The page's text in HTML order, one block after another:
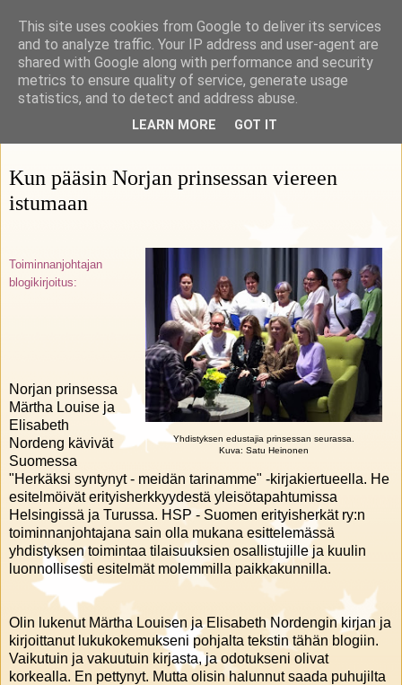
Rohkeasti herkkä
HSP Suomi ry:n blogi
Kun pääsin Norjan prinsessan viereen
istumaan
Yhdistyksen edustajia prinsessan seurassa.
Kuva: Satu Heinonen
Toiminnanjohtajan
blogi kirjoitus:
Norjan prinsessa
Märtha Louise ja
Elisabeth
Nordeng kävivät
Suomessa
"Herkäksi syntynyt - meidän tarinamme" -kirjakiertueella. He
esitelmöivät erityisherkkyydestä yleisötapahtumissa
Helsingissä ja Turussa. HSP - Suomen erityisherkät ry:n
toiminnanjohtajana sain olla mukana esittelemässä
yhdistyksen toimintaa tilaisuuksien osallistujille ja kuulin
luonnollisesti esitelmät molemmilla paikkakunnilla.
Olin lukenut Märtha Louisen ja Elisabeth Nordengin kirjan ja
kirjoittanut lukukokemukseni pohjalta tekstin tähän blogiin.
Vaikutuin ja vakuutuin kirjasta, ja odotukseni olivat
korkealla. En pettynyt. Mutta olisin halunnut saada puhujilta
This site uses cookies from Google to deliver its services
and to analyze traffic. Your IP address and user-agent are
shared with Google along with performance and security
metrics to ensure quality of service, generate usage
statistics, and to detect and address abuse.
LEARN MORE GOT IT